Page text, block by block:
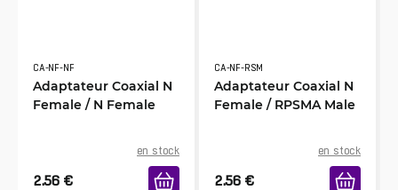
CA-NF-NF
Adaptateur Coaxial N
Female / N Female
en stock
2.56 €
CA-NF-RSM
Adaptateur Coaxial N
Female / RPSMA Male
en stock
2.56 €